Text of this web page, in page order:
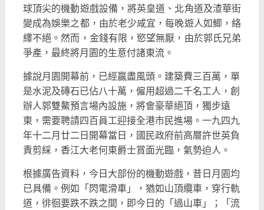
球頂尖的機動遊戲設備，將英皇道、北角道及渣華街
變成為娛樂之都，由於老少咸宜，每晚遊人如鯽，絡
繹不絕。然而，金錢有限，慾望無厭，由於郭氏兄弟
爭產，最終將月園的生意付諸東流。
據說月園開幕前，已經贏盡風頭。建築費三百萬，單
是水泥及磚石已佔八十萬，僱用超過二千名工人，創
辦人郭雙鰲預言場內設施，將會豪華絕頂，獨步遠
東，需要聘請四百員工迎接全港市民進場。一九四九
年十二月廿二日開幕當日，國民政府前高層許世英負
責剪綵，香江大老何東爵士賞面光臨，氣勢迫人。
根據廣告資料，今日大部份的機動遊戲，昔日月園均
已具備。例如「閃電滑車」，猶如山頂纜車，穿行軌
道，徘徊要跌不跌之間，即今日的「過山車」；「流